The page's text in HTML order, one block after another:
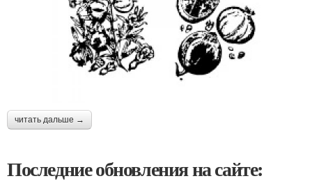
читать дальше →
Последние обновления на сайте: